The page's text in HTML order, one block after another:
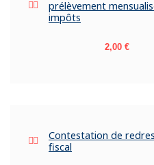
prélèvement
impôts
Prix
2,00 €
Contestation de
fiscal